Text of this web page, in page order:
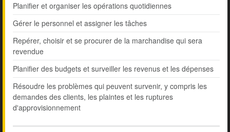
Planifier et organiser les opérations quotidiennes
Gérer le personnel et assigner les tâches
Repérer, choisir et se procurer de la marchandise qui sera
revendue
Planifier des budgets et surveiller les revenus et les dépenses
Résoudre les problèmes qui peuvent survenir, y compris les
demandes des clients, les plaintes et les ruptures
d'approvisionnement